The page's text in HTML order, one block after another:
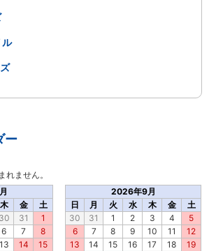
ル
ー
木 金
土
30 31
1
6 7
8
13 14
15
2026年9月
日
月 火 水 木 金
土
30
31 1 2 3 4
5
6
7 8 9 10 11
12
13
14 15 16 17 18
19
れません。